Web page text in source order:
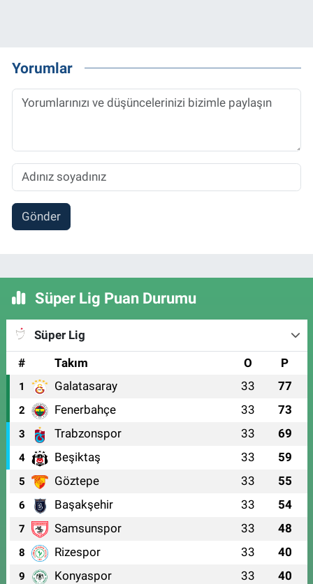
Yorumlar
Gönder
Süper Lig Puan Durumu
Süper Lig
#
Takım O P
1 Galatasaray 33 77
2 Fenerbahçe 33 73
3 Trabzonspor 33 69
4 Beşiktaş 33 59
5 Göztepe 33 55
6 Başakşehir 33 54
7 Samsunspor 33 48
8 Rizespor 33 40
9 Konyaspor 33 40